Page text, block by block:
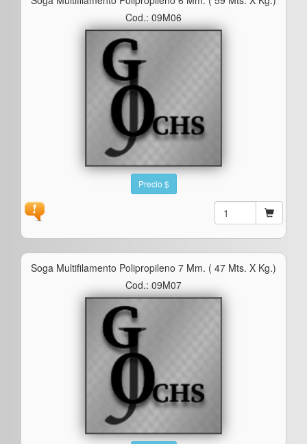
Cod.: 09M06
Precio $
Soga Multifilamento Polipropileno 7 Mm. ( 47 Mts. X Kg.)
Cod.: 09M07